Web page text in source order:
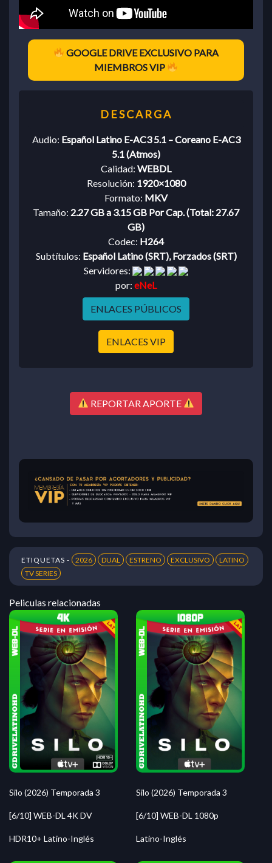
GOOGLE DRIVE EXCLUSIVO PARA
MIEMBROS VIP
Audio: Español Latino E-AC3 5.1 – Coreano E-AC3
5.1 (Atmos)
Calidad: WEBDL
Resolución: 1920×1080
Formato: MKV
Tamaño: 2.27 GB a 3.15 GB Por Cap. (Total: 27.67
GB)
Codec: H264
Subtítulos: Español Latino (SRT), Forzados (SRT)
Servidores:
por: eNeL
ENLACES PÚBLICOS
ENLACES VIP
REPORTAR APORTE
ETIQUETAS - 2026 DUAL ESTRENO EXCLUSIVO
LATINO
TV SERIES
Peliculas relacionadas
Silo (2026) Temporada 3
[6/10] WEB-DL 4K DV
HDR10+ Latino-Inglés
Silo (2026) Temporada 3
[6/10] WEB-DL 1080p
Latino-Inglés